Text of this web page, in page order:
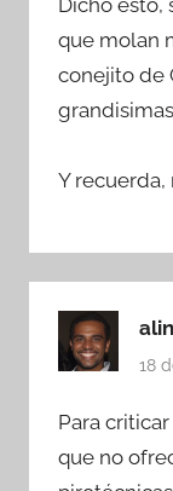
que molan
conejito de
Y
18
Para
que no